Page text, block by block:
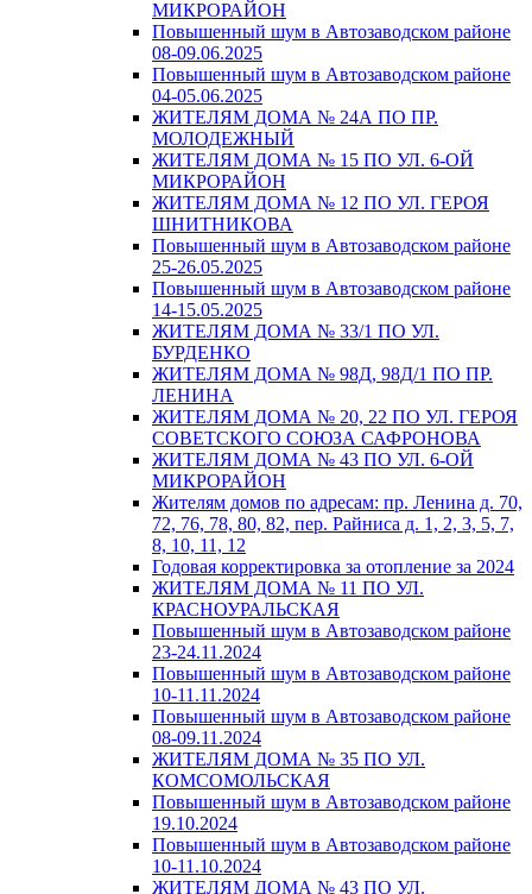
МИКРОРАЙОН
Повышенный шум в Автозаводском районе
08-09.06.2025
Повышенный шум в Автозаводском районе
04-05.06.2025
ЖИТЕЛЯМ ДОМА № 24А ПО ПР.
МОЛОДЕЖНЫЙ
ЖИТЕЛЯМ ДОМА № 15 ПО УЛ. 6-ОЙ
МИКРОРАЙОН
ЖИТЕЛЯМ ДОМА № 12 ПО УЛ. ГЕРОЯ
ШНИТНИКОВА
Повышенный шум в Автозаводском районе
25-26.05.2025
Повышенный шум в Автозаводском районе
14-15.05.2025
ЖИТЕЛЯМ ДОМА № 33/1 ПО УЛ.
БУРДЕНКО
ЖИТЕЛЯМ ДОМА № 98Д, 98Д/1 ПО ПР.
ЛЕНИНА
ЖИТЕЛЯМ ДОМА № 20, 22 ПО УЛ. ГЕРОЯ
СОВЕТСКОГО СОЮЗА САФРОНОВА
ЖИТЕЛЯМ ДОМА № 43 ПО УЛ. 6-ОЙ
МИКРОРАЙОН
Жителям домов по адресам: пр. Ленина д. 70,
72, 76, 78, 80, 82, пер. Райниса д. 1, 2, 3, 5, 7,
8, 10, 11, 12
Годовая корректировка за отопление за 2024
ЖИТЕЛЯМ ДОМА № 11 ПО УЛ.
КРАСНОУРАЛЬСКАЯ
Повышенный шум в Автозаводском районе
23-24.11.2024
Повышенный шум в Автозаводском районе
10-11.11.2024
Повышенный шум в Автозаводском районе
08-09.11.2024
ЖИТЕЛЯМ ДОМА № 35 ПО УЛ.
КОМСОМОЛЬСКАЯ
Повышенный шум в Автозаводском районе
19.10.2024
Повышенный шум в Автозаводском районе
10-11.10.2024
ЖИТЕЛЯМ ДОМА № 43 ПО УЛ.